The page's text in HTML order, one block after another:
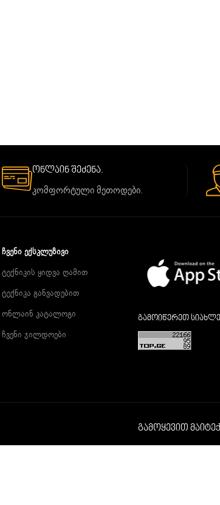
ონლაინ შეძენა.
კომფორტული მეთოდები.
ᲩᲕᲔᲜᲘ ᲔᲥᲡᲙᲚᲣᲖᲘᲕᲘ
ტექნიკის ყიდვა ღამით
ტექნიკა განვადებით
ონლაინ კატალოგი
ჩვენი ჯილდოები
გამოიწერეთ
გამოყევით